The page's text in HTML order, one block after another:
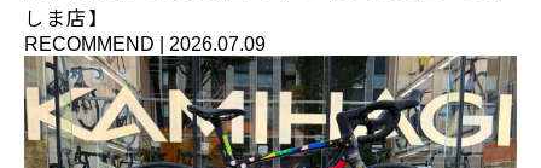
しま店】
RECOMMEND 2026.07.09